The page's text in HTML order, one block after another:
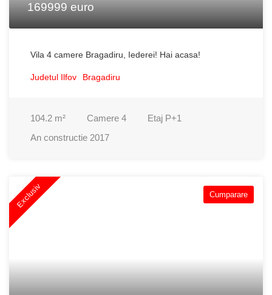
169999 euro
Vila 4 camere Bragadiru, Iederei! Hai acasa!
Judetul Ilfov Bragadiru
104.2 m² Camere 4 Etaj P+1
An constructie 2017
Exclusiv Cumparare